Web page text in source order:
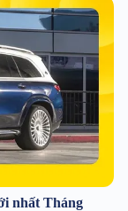
nhất Tháng